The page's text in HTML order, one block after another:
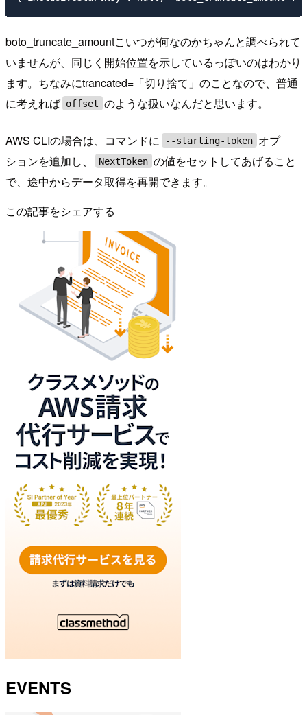
boto_truncate_amountこいつが何なのかちゃんと調べられて
いませんが、同じく開始位置を示しているっぽいのはわかり
ます。ちなみにtrancated=「切り捨て」のことなので、普通
に考えれば offset のような扱いなんだと思います。
AWS CLIの場合は、コマンドに --starting-token オプ
ションを追加し、
NextToken の値をセットしてあげること
で、途中からデータ取得を再開できます。
この記事をシェアする
EVENTS